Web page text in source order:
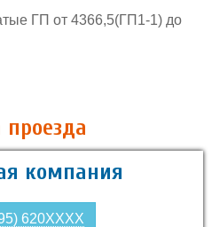
ГП от 4366,5(ГП1-1) до
компания
620XXXX